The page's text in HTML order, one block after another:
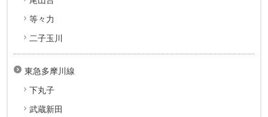
等々力
二子玉川
東急多摩川線
下丸子
武蔵新田